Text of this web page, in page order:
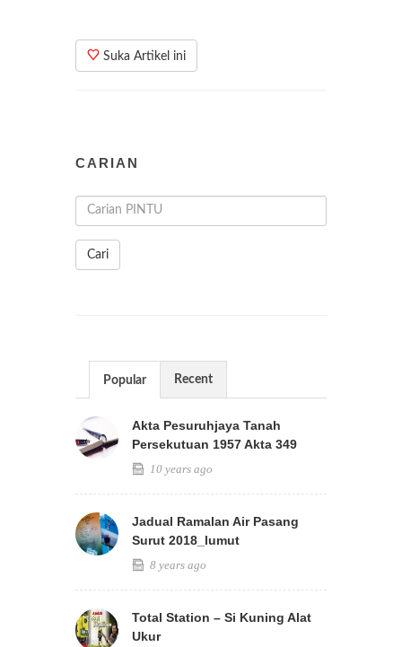
Suka Artikel ini
CARIAN
Cari
Popular Recent
Akta Pesuruhjaya Tanah
Persekutuan 1957 Akta 349
10 years ago
Jadual Ramalan Air Pasang
Surut 2018_lumut
8 years ago
Total Station – Si Kuning Alat
Ukur